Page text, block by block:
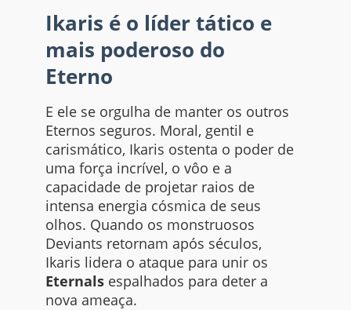
Ikaris é o líder tático e
mais poderoso do
Eterno
E ele se orgulha de manter os outros
Eternos seguros. Moral, gentil e
carismático, Ikaris ostenta o poder de
uma força incrível, o vôo e a
capacidade de projetar raios de
intensa energia cósmica de seus
olhos. Quando os monstruosos
Deviants retornam após séculos,
Ikaris lidera o ataque para unir os
Eternalsespalhados para deter a
nova ameaça.